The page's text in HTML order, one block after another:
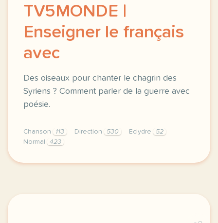
TV5MONDE |
Enseigner le français
avec
Des oiseaux pour chanter le chagrin des
Syriens ? Comment parler de la guerre avec
poésie.
Chanson 113 Direction 530 Eclydre
52
Normal
423
didomi host didomi components button cursor